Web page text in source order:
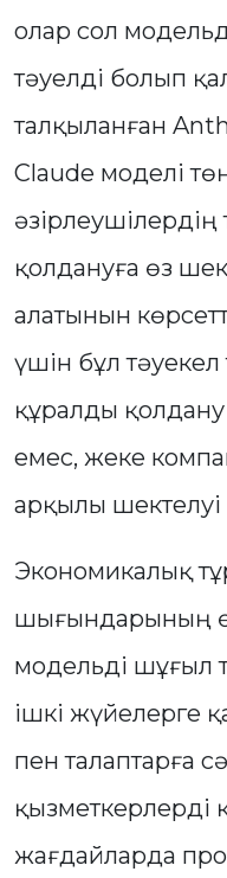
олар сол
тәуелді болып
талқыланған
Claude моделі
қолдануға өз
алатынын
үшін бұл
құралды
емес, жеке
арқылы шектелуі
Экономикалық
шығындарының
модельді шұғыл
ішкі жүйелерге
пен талаптарға
қызметкерлерді
жағдайларда